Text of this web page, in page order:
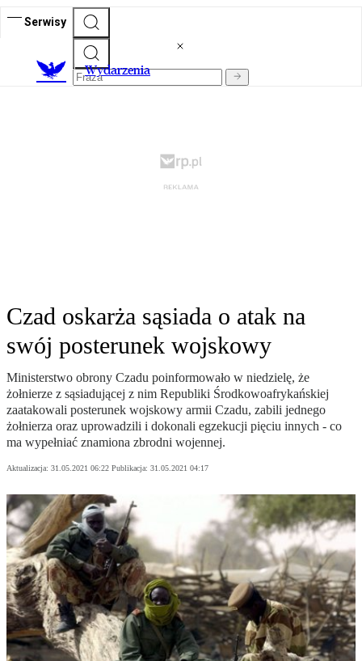
Serwisy
Wydarzenia
Czad oskarża sąsiada o atak na
swój posterunek wojskowy
Ministerstwo obrony Czadu poinformowało w niedzielę, że
żołnierze z sąsiadującej z nim Republiki Środkowoafrykańskiej
zaatakowali posterunek wojskowy armii Czadu, zabili jednego
żołnierza oraz uprowadzili i dokonali egzekucji pięciu innych - co
ma wypełniać znamiona zbrodni wojennej.
Aktualizacja: 31.05.2021 06:22 Publikacja: 31.05.2021 04:17